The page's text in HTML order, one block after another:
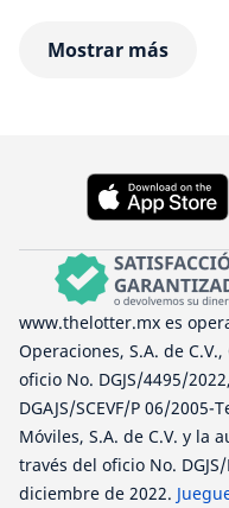
Mostrar más
www.thelotter.mx es
Operaciones, S.A. de
oficio No. DGJS/4495/
DGAJS/SCEVF/P 06/
Móviles, S.A. de C.V. y la
través del oficio No.
diciembre de 2022.